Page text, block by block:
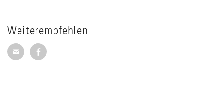
Weiterempfehlen
Seite per E-Mail weiterempfehlen
Seite auf Facebook weiterempfehlen